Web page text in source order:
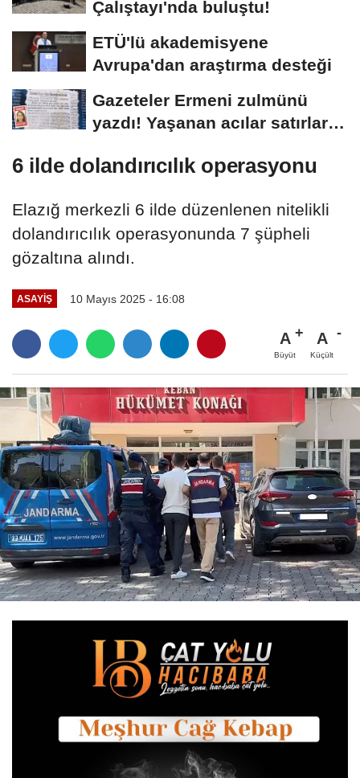
Çalıştayı'nda buluştu!
ETÜ'lü akademisyene
Avrupa'dan araştırma desteği
Gazeteler Ermeni zulmünü
yazdı! Yaşanan acılar satırlara
6 ilde dolandırıcılık operasyonu
Elazığ merkezli 6 ilde düzenlenen nitelikli
dolandırıcılık operasyonunda 7 şüpheli
gözaltına alındı.
ASAYİŞ 10 Mayıs 2025 - 16:08
A
Büyüt
A
Küçült